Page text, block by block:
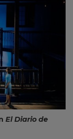
El Diario de